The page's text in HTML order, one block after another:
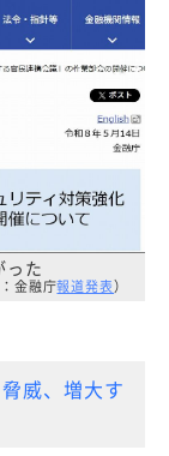
った
：金融庁報道発表）
威、増大す